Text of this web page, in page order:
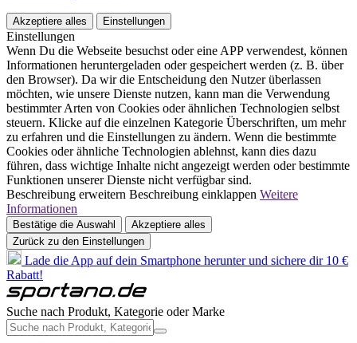
Akzeptiere alles Einstellungen
Einstellungen
Wenn Du die Webseite besuchst oder eine APP verwendest, können
Informationen heruntergeladen oder gespeichert werden (z. B. über
den Browser). Da wir die Entscheidung den Nutzer überlassen
möchten, wie unsere Dienste nutzen, kann man die Verwendung
bestimmter Arten von Cookies oder ähnlichen Technologien selbst
steuern. Klicke auf die einzelnen Kategorie Überschriften, um mehr
zu erfahren und die Einstellungen zu ändern. Wenn die bestimmte
Cookies oder ähnliche Technologien ablehnst, kann dies dazu
führen, dass wichtige Inhalte nicht angezeigt werden oder bestimmte
Funktionen unserer Dienste nicht verfügbar sind.
Beschreibung erweitern Beschreibung einklappen Weitere
Informationen
Bestätige die Auswahl
Akzeptiere alles
Zurück zu den Einstellungen
Lade die App auf dein Smartphone herunter und sichere dir 10 €
Rabatt!
Suche nach Produkt, Kategorie oder Marke